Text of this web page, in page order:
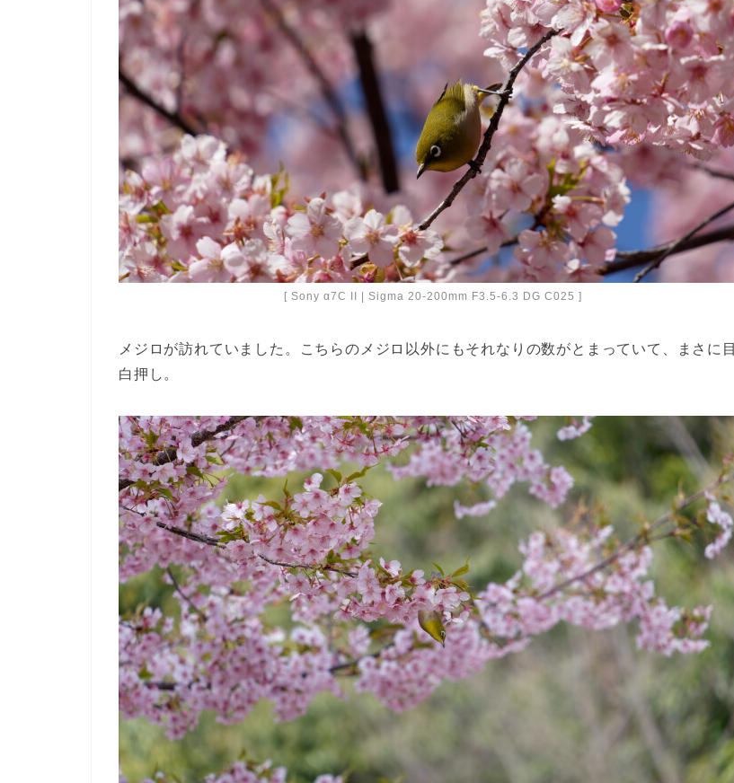
[ Sony α7C II | Sigma 20-200mm F3.5-6.3 DG C025 ]
メジロが訪れていました。こちらのメジロ以外にもそれなりの数がとまっていて、まさに目
白押し。